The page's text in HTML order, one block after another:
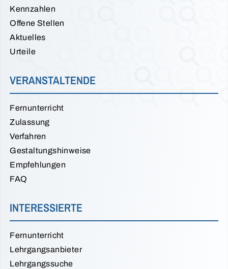
Kennzahlen
Offene Stellen
Aktuelles
Urteile
VERANSTALTENDE
Fernunterricht
Zulassung
Verfahren
Gestaltungshinweise
Empfehlungen
FAQ
INTERESSIERTE
Fernunterricht
Lehrgangsanbieter
Lehrgangssuche